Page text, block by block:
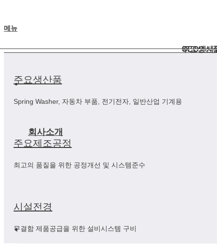
메뉴
회사소개
CEO인사
주요생산
주요생산품
Spring Washer, 자동차 부품, 전기전자, 일반산업 기계용
주요제조공정
최고의 품질을 위한 공정개선 및 시스템준수
시설전경
무결함 제품공급을 위한 설비시스템 구비